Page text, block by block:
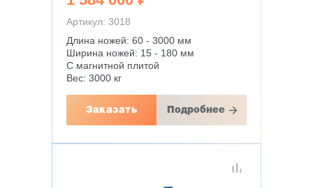
Артикул: 3018
Длина ножей: 60 - 3000 мм
Ширина ножей: 15 - 180 мм
С магнитной плитой
Вес: 3000 кг
Заказать Подробнее